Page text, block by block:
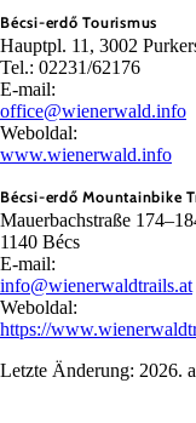
Bécsi-erdő Tourismus
Hauptpl. 11, 3002
Tel.: 02231/62176
E-mail:
office@wienerwald.info
Weboldal:
www.wienerwald.info
Bécsi-erdő Mountainbike
Mauerbachstraße
1140 Bécs
E-mail:
info@wienerwaldtrails.at
Weboldal:
https://
Letzte Änderung: 2026.